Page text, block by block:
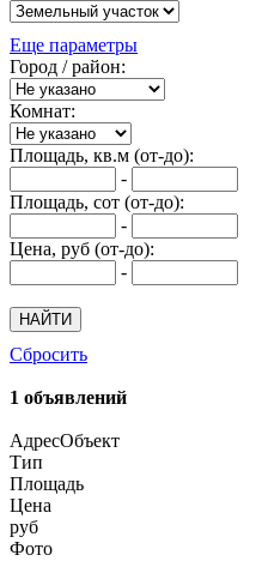
Еще параметры
Город / район:
Комнат:
Площадь, кв.м (от-до):
-
Площадь, сот (от-до):
-
Цена, руб (от-до):
-
Сбросить
1 объявлений
АдресОбъект
Тип
Площадь
Цена
руб
Фото